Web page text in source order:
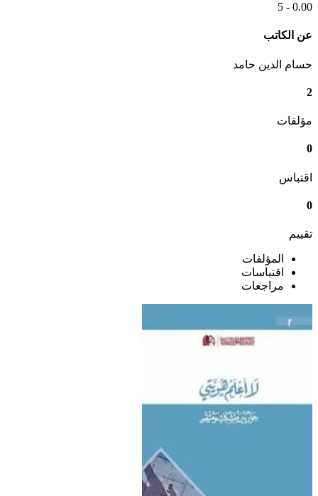
0.00 - 5
عن الكاتب
حسام الدين حامد
2
مؤلفات
0
اقتباس
0
تقييم
المؤلفات
اقتباسات
مراجعات